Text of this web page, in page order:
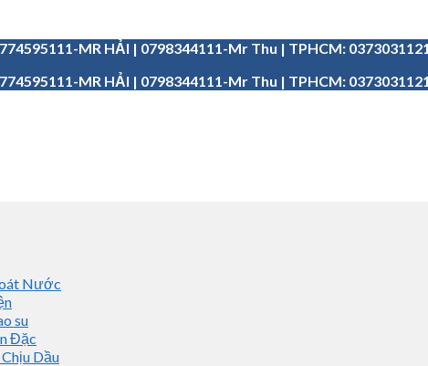
MR HẢI | 0798344111-Mr Thu | TPHCM:
MR HẢI | 0798344111-Mr Thu | TPHCM:
Nước
su
Đặc
Dầu